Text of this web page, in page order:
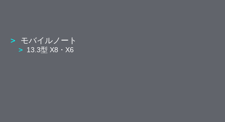
モバイルノート
13.3型 X8・X6